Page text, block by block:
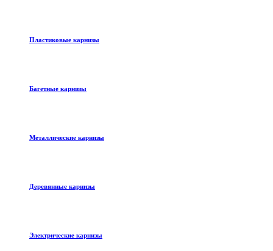
Пластиковые карнизы
Багетные карнизы
Металлические карнизы
Деревянные карнизы
Электрические карнизы